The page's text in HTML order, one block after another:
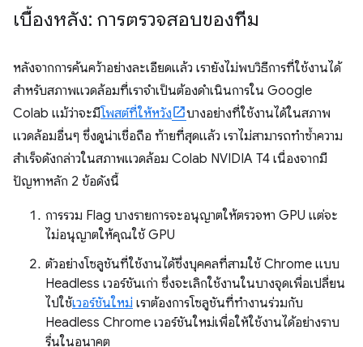
เบื้องหลัง: การตรวจสอบของทีม
หลังจากการค้นคว้าอย่างละเอียดแล้ว เรายังไม่พบวิธีการที่ใช้งานได้
สำหรับสภาพแวดล้อมที่เราจำเป็นต้องดำเนินการใน Google
Colab แม้ว่าจะมีโพสต์ที่ให้หวัง
บางอย่างที่ใช้งานได้ในสภาพ
แวดล้อมอื่นๆ ซึ่งดูน่าเชื่อถือ ท้ายที่สุดแล้ว เราไม่สามารถทําซ้ำความ
สําเร็จดังกล่าวในสภาพแวดล้อม Colab NVIDIA T4 เนื่องจากมี
ปัญหาหลัก 2 ข้อดังนี้
การรวม Flag บางรายการจะอนุญาตให้ตรวจหา GPU แต่จะ
ไม่อนุญาตให้คุณใช้ GPU
ตัวอย่างโซลูชันที่ใช้งานได้ซึ่งบุคคลที่สามใช้ Chrome แบบ
Headless เวอร์ชันเก่า ซึ่งจะเลิกใช้งานในบางจุดเพื่อเปลี่ยน
ไปใช้เวอร์ชันใหม่ เราต้องการโซลูชันที่ทำงานร่วมกับ
Headless Chrome เวอร์ชันใหม่เพื่อให้ใช้งานได้อย่างราบ
รื่นในอนาคต